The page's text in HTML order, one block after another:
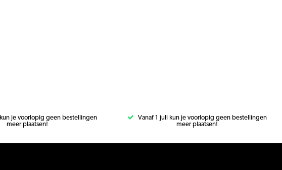
je voorlopig geen bestellingen
meer plaatsen!
Vanaf 1 juli kun je voorlopig geen bestellingen
meer plaatsen!